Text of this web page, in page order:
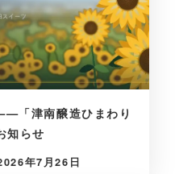
「津南醸造ひまわり
知らせ
年7月26日